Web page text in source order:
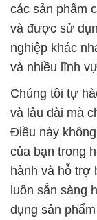
Chúng tôi tự
và lâu dài mà
Điều này
của bạn trong
hành và hỗ trợ
luôn sẵn sàng
dụng sản
chúng tôi luôn
để không
vọng sẽ được
cung cấp các